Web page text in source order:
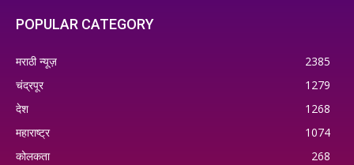
POPULAR CATEGORY
मराठी न्यूज़
2385
चंद्रपूर
1279
देश
1268
महाराष्ट्र
1074
कोलकता
268